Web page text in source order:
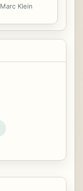
Marc Klein